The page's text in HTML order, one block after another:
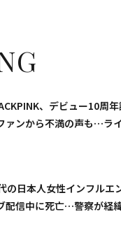
、デビュー10周
ァンから不満の声も…ラ
の日本人女性インフルエ
配信中に死亡…警察が経